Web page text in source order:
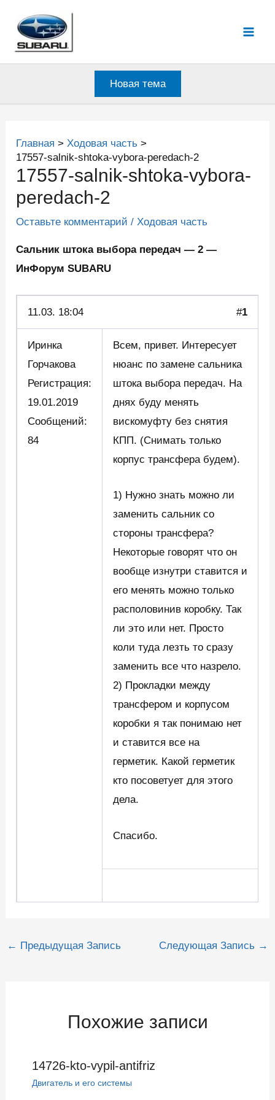
содержимому
Новая тема
Главная
Ходовая часть
17557-salnik-shtoka-vybora-peredach-2
17557-salnik-shtoka-vybora-
peredach-2
Оставьте комментарий /Ходовая часть
Сальник штока выбора передач — 2 —
ИнФорум SUBARU
11.03. 18:04 #1
Иринка
Горчакова
Регистрация:
19.01.2019
Сообщений:
84
Всем, привет. Интересует
нюанс по замене сальника
штока выбора передач. На
днях буду менять
вискомуфту без снятия
КПП. (Снимать только
корпус трансфера будем).
1) Нужно знать можно ли
заменить сальник со
стороны трансфера?
Некоторые говорят что он
вообще изнутри ставится и
его менять можно только
располовинив коробку. Так
ли это или нет. Просто
коли туда лезть то сразу
заменить все что назрело.
2) Прокладки между
трансфером и корпусом
коробки я так понимаю нет
и ставится все на
герметик. Какой герметик
кто посоветует для этого
дела.
Спасибо.
Навигация
← Предыдущая Запись Следующая Запись →
Похожие записи
14726-kto-vypil-antifriz
Двигатель и его системы